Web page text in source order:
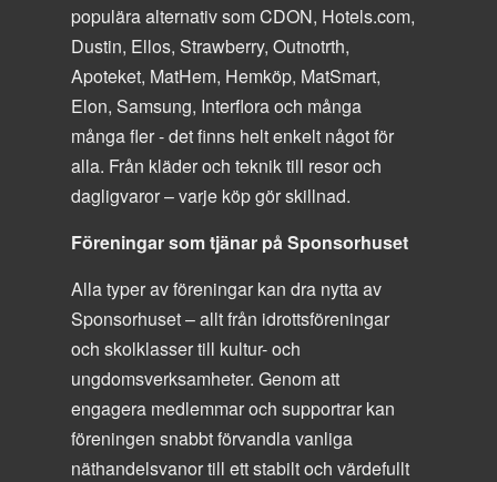
populära alternativ som CDON, Hotels.com,
Dustin, Ellos, Strawberry, Outnotrth,
Apoteket, MatHem, Hemköp, MatSmart,
Elon, Samsung, Interflora och många
många fler - det finns helt enkelt något för
alla. Från kläder och teknik till resor och
dagligvaror – varje köp gör skillnad.
Föreningar som tjänar på Sponsorhuset
Alla typer av föreningar kan dra nytta av
Sponsorhuset – allt från idrottsföreningar
och skolklasser till kultur- och
ungdomsverksamheter. Genom att
engagera medlemmar och supportrar kan
föreningen snabbt förvandla vanliga
näthandelsvanor till ett stabilt och värdefullt